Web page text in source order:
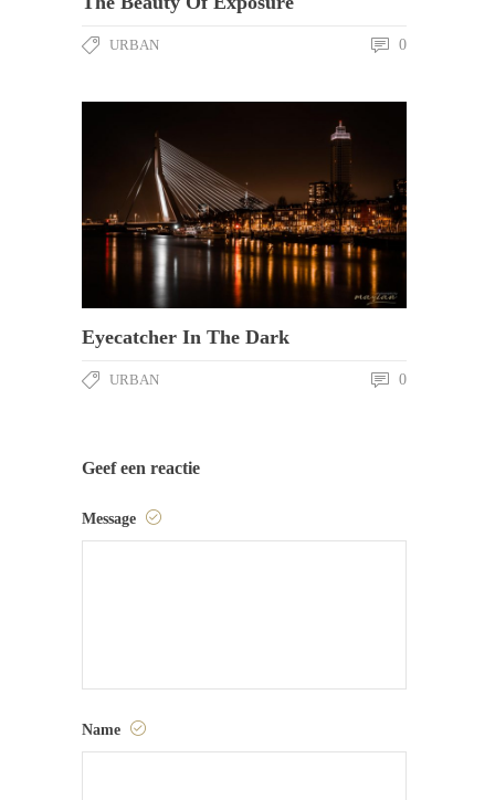
URBAN 0
Eyecatcher In The Dark
URBAN 0
Geef een reactie
Message
Name